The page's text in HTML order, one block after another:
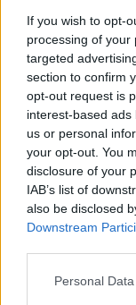
If you wish to opt-
processing of your
targeted
section to confirm
opt-out request is
interest-based
us or personal
your opt-out. You
disclosure of your
IAB’s list of
also be disclosed
Downstream
Personal
organizmas.
Kam visa tai
Na,
teiginiais
labai
įvairių
pelnų. Taip